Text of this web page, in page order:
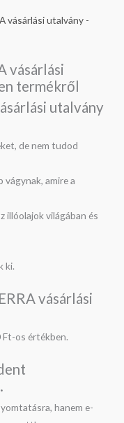
vásárlási utalvány -
vásárlási
termékről
utalvány
de nem tudod
vágynak, amire a
illóolajok világában és
ki.
vásárlási
Ft-os értékben.
hanem e-